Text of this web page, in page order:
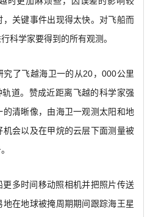
关键事件出现得太快。对飞船而
科学家要得到的所有观测。
究了飞越海卫一的从20，000公里
道。赞成近距离飞越的科学家强
清晰像，由海卫一观测太阳和地
会以及在甲烷的云层下面测量被
多时间移动照相机并把照片传送
在地球被掩周期期间跟踪海王星